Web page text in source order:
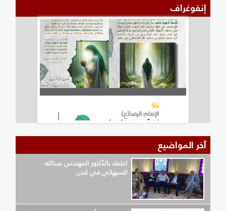
إنفوغراف
آخر المواضيع
احتفاء بالدّكتور المهندس عبدالله
السيهاتي في لندن